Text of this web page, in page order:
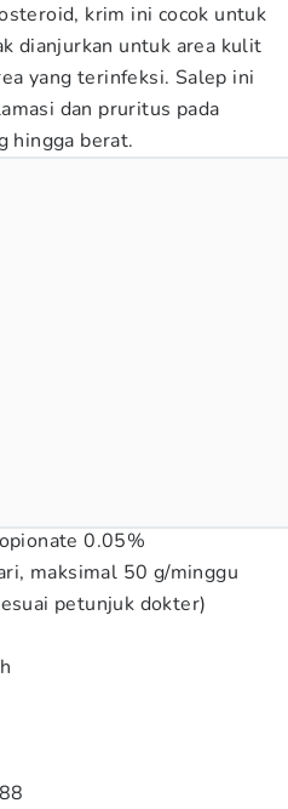
krim ini cocok untuk
dianjurkan untuk area kulit
yang terinfeksi. Salep ini
dan pruritus pada
hingga berat.
0.05%
maksimal 50 g/minggu
petunjuk dokter)